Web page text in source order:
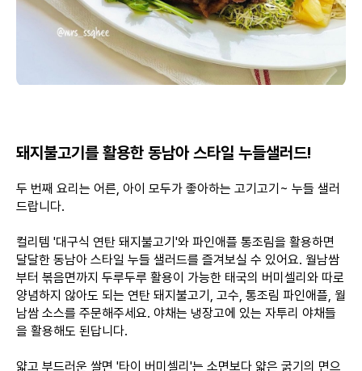
돼지불고기를 활용한 동남아 스타일 누들샐러드!
두 번째 요리는 어른, 아이 모두가 좋아하는 고기고기~ 누들 샐러
드랍니다.
컬리템 '대구식 연탄 돼지불고기'와 파인애플 통조림을 활용하면
달달한 동남아 스타일 누들 샐러드를 즐겨보실 수 있어요. 월남쌈
부터 볶음면까지 두루두루 활용이 가능한 태국의 버미셀리와 따로
양념하지 않아도 되는 연탄 돼지불고기, 고수, 통조림 파인애플, 월
남쌈 소스를 주문해주세요. 야채는 냉장고에 있는 자투리 야채들
을 활용해도 된답니다.
얇고 부드러운 쌀면 '타이 버미셀리'는 소면보다 얇은 굵기의 면으